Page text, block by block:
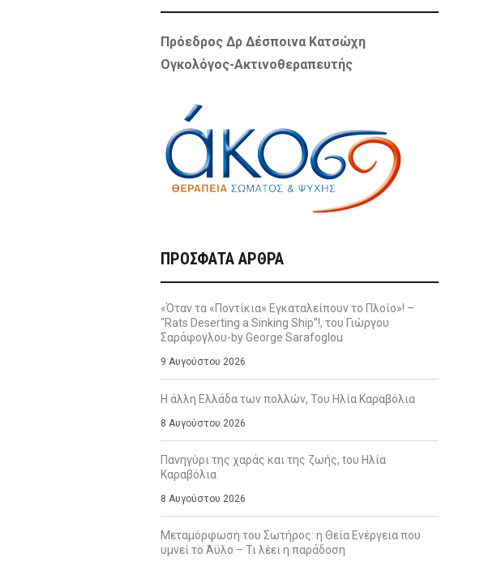
Πρόεδρος Δρ Δέσποινα Κατσώχη
Ογκολόγος-Ακτινοθεραπευτής
ΠΡΌΣΦΑΤΑ ΆΡΘΡΑ
«Όταν τα «Ποντίκια» Εγκαταλείπουν το Πλοίο»! –
“Rats Deserting a Sinking Ship”!, του Γιώργου
Σαράφογλου-by George Sarafoglou
9 Αυγούστου 2026
Η άλλη Ελλάδα των πολλών, Του Ηλία Καραβόλια
8 Αυγούστου 2026
Πανηγύρι της χαράς και της ζωής, tου Ηλία
Καραβόλια
8 Αυγούστου 2026
Μεταμόρφωση του Σωτήρος: η Θεία Ενέργεια που
υμνεί το Άϋλο – Τι λέει η παράδοση